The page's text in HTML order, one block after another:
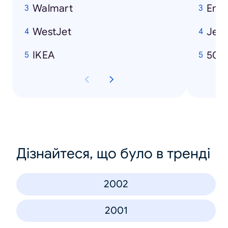
Walmart
WestJet
IKEA
50
Дізнайтеся, що було в тренді
2002
2001